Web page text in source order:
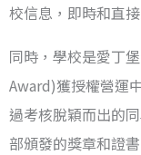
校信息，即時和直
同時，學校是愛丁
Award)獲授權營運
過考核脫穎而出的
部頒發的獎章和證